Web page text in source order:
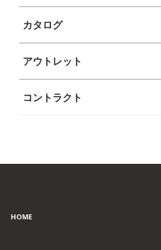
カタログ
アウトレット
コントラクト
Color
HOME